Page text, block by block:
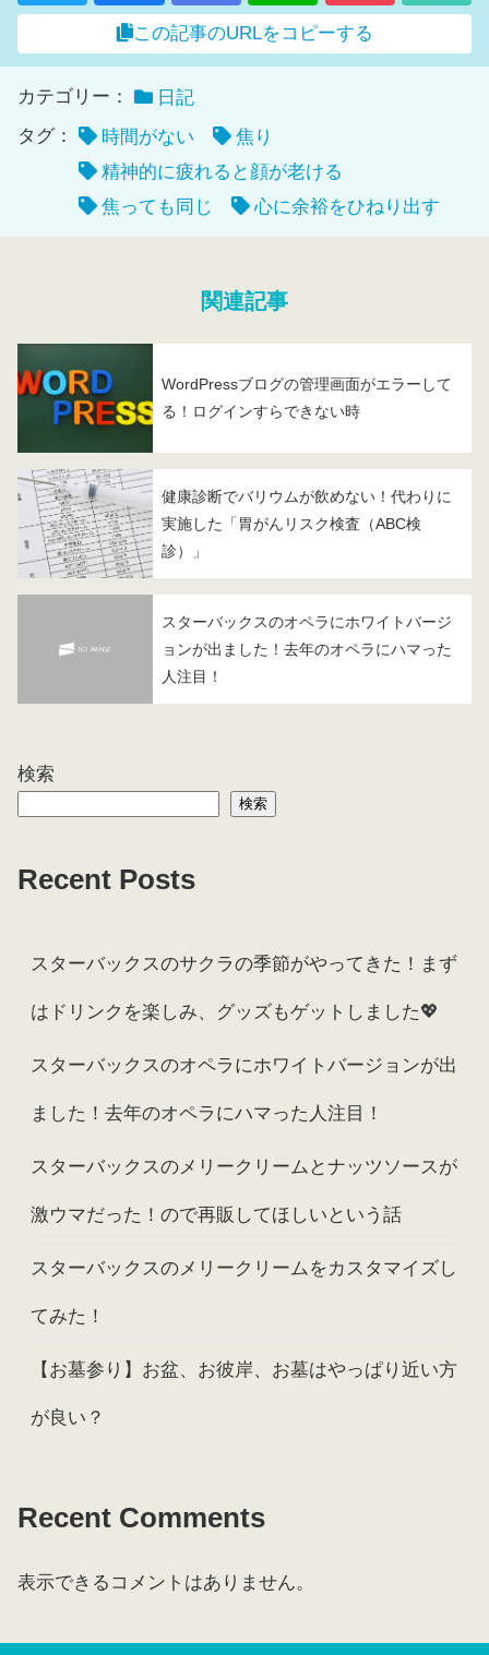
この記事のURLをコピーする
カテゴリー：
日記
タグ：
時間がない
焦り
精神的に疲れると顔が老ける
焦っても同じ
心に余裕をひねり出す
関連記事
WordPressブログの管理画面がエラーして
る！ログインすらできない時
健康診断でバリウムが飲めない！代わりに
実施した「胃がんリスク検査（ABC検
診）」
スターバックスのオペラにホワイトバージ
ョンが出ました！去年のオペラにハマった
人注目！
検索
検索
Recent Posts
スターバックスのサクラの季節がやってきた！まず
はドリンクを楽しみ、グッズもゲットしました💖
スターバックスのオペラにホワイトバージョンが出
ました！去年のオペラにハマった人注目！
スターバックスのメリークリームとナッツソースが
激ウマだった！ので再販してほしいという話
スターバックスのメリークリームをカスタマイズし
てみた！
【お墓参り】お盆、お彼岸、お墓はやっぱり近い方
が良い？
Recent Comments
表示できるコメントはありません。